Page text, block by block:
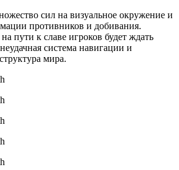
сил на визуальное окружение и
противников и добивания.
пути к славе игроков будет ждать
система навигации и
мира.